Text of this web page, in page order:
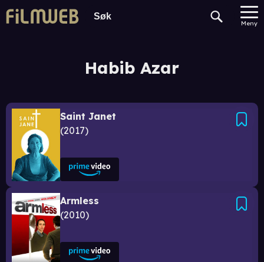
Meny
Habib Azar
Saint Janet
2017
Armless
2010